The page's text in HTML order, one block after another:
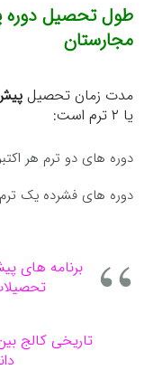
طول تحصیل
مجارستان
مدت زمان تحصیل
یا ۲ ترم است:
دوره های دو ترم هر
دوره های فشرده یک
برنامه های
تاریخی کالج